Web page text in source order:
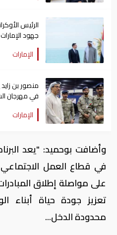
الرئيس
جهود
الإمارات
منصور بن
في مهرجان
الإمارات
وأضافت بوحميد: "يعد
في قطاع العمل
على مواصلة إطلاق
تعزيز جودة حياة أبناء
محدودة الدخل...